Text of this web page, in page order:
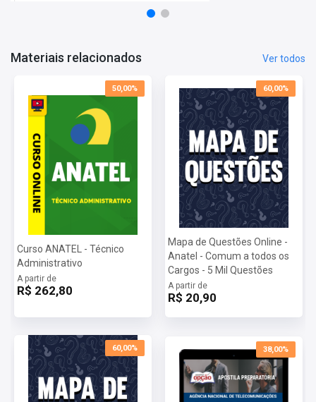
Materiais relacionados Ver todos
50,00%
Curso ANATEL - Técnico
Administrativo
A partir de
R$ 262,80
60,00%
Mapa de Questões Online -
Anatel - Comum a todos os
Cargos - 5 Mil Questões
A partir de
R$ 20,90
60,00% 38,00%